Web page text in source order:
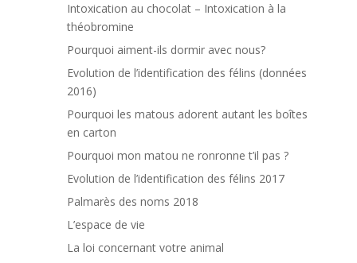
Intoxication au chocolat – Intoxication à la
théobromine
Pourquoi aiment-ils dormir avec nous?
Evolution de l’identification des félins (données
2016)
Pourquoi les matous adorent autant les boîtes
en carton
Pourquoi mon matou ne ronronne t’il pas ?
Evolution de l’identification des félins 2017
Palmarès des noms 2018
L’espace de vie
La loi concernant votre animal